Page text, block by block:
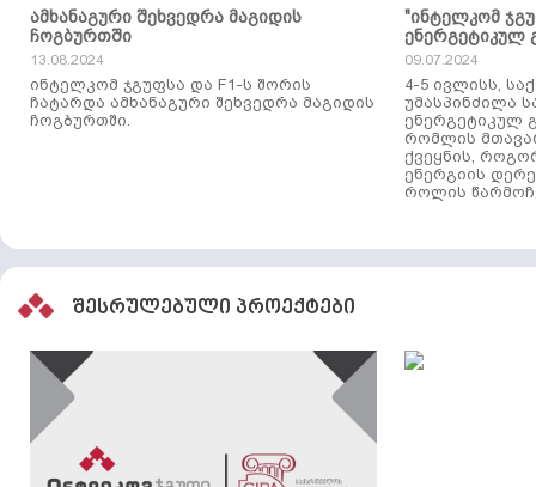
ამხანაგური შეხვედრა მაგიდის
ჩოგბურთში
13.08.2024
ინტელკომ ჯგუფსა და F1-ს შორის
ჩატარდა ამხანაგური შეხვედრა მაგიდის
ჩოგბურთში.
"ინტელკომ
ენერგეტიკულ
09.07.2024
4-5 ივლისს,
უმასპინძილა
ენერგეტიკულ
რომლის
ქვეყნის,
ენერგიის
როლის
შესრულებული პროექტები